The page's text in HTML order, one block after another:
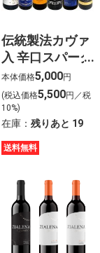
伝統製法カヴァ
入 辛口スパーク
リングワイン6
本セット
本体価格5,000円
(税込価格5,500円／税
10%)
在庫： 残りあと 19
送料無料